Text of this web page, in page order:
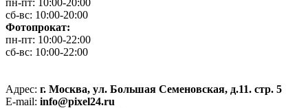
пн-пт: 10:00-20:00
сб-вс: 10:00-20:00
Фотопрокат:
пн-пт: 10:00-22:00
сб-вс: 10:00-22:00
Адрес: г. Москва, ул. Большая Семеновская, д.11. стр. 5
E-mail: info@pixel24.ru